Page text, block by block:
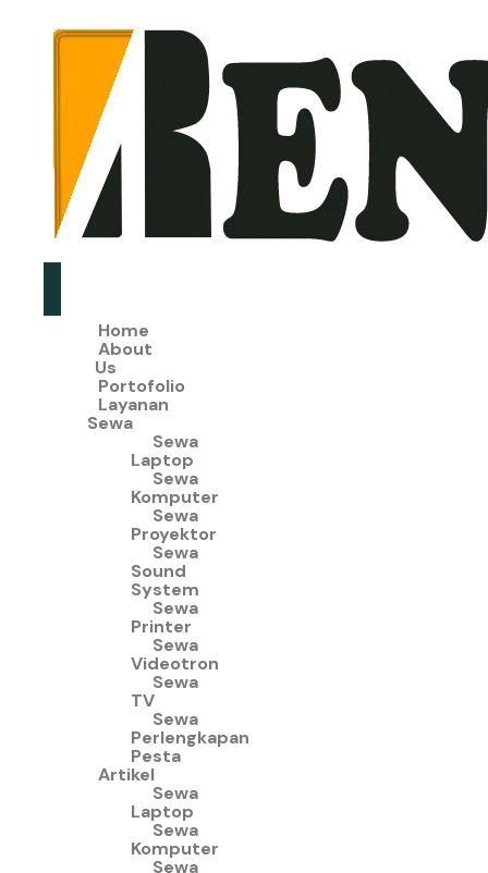
Home
About
Us
Portofolio
Layanan
Sewa
Sewa
Laptop
Sewa
Komputer
Sewa
Proyektor
Sewa
Sound
System
Sewa
Printer
Sewa
Videotron
Sewa
TV
Sewa
Perlengkapan
Pesta
Artikel
Sewa
Laptop
Sewa
Komputer
Sewa